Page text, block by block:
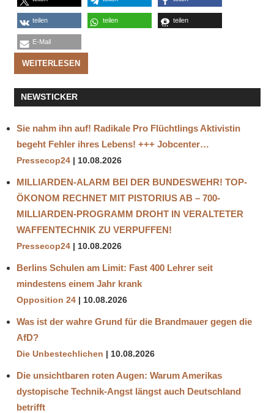
teilen teilen teilen
E-Mail
WEITERLESEN
NEWSTICKER
Sie nahm ihn auf! Radikale Pro Flüchtlings Aktivistin
begeht Fehler ihres Lebens! +++ Jobcenter…
Pressecop24 10.08.2026
MILLIARDEN-ALARM BEI DER BUNDESWEHR! TOP-
ÖKONOM RECHNET MIT PISTORIUS AB – 700-
MILLIARDEN-PROGRAMM DROHT IN VERALTETER
WAFFENTECHNIK ZU VERPUFFEN!
Pressecop24 10.08.2026
Berlins Schulen am Limit: Fast 400 Lehrer seit
mindestens einem Jahr krank
Opposition 24 10.08.2026
Was ist der wahre Grund für die Brandmauer gegen die
AfD?
Die Unbestechlichen 10.08.2026
Die unsichtbaren roten Augen: Warum Amerikas
dystopische Technik-Angst längst auch Deutschland
betrifft